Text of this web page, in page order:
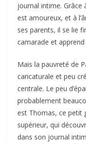
journal intime. Grâce
est amoureux, et à
ses parents, il se lie
camarade et
Mais la pauvreté de
caricaturale et peu
centrale. Le peu
probablement
est Thomas, ce petit
supérieur, qui
dans son journal